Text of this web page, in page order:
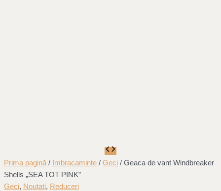
Prima pagină / Imbracaminte / Geci / Geaca de vant Windbreaker
Shells „SEA TOT PINK”
Geci, Noutati, Reduceri
price
was:
223,00 lei.
price
is:
133,00 lei.
Geaca
de
vant